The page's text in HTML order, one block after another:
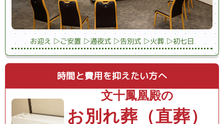
お迎え ▷ご安置 ▷通夜式 ▷告別式 ▷火葬 ▷初七日
時間と費用を抑えたい方へ
文十鳳凰殿の
お別れ葬（直葬）